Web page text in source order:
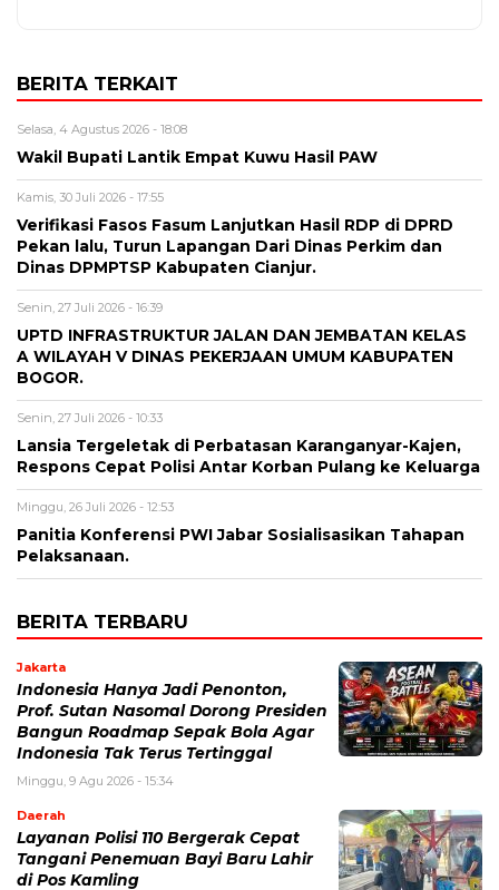
BERITA TERKAIT
Selasa, 4 Agustus 2026 - 18:08
Wakil Bupati Lantik Empat Kuwu Hasil PAW
Kamis, 30 Juli 2026 - 17:55
Verifikasi Fasos Fasum Lanjutkan Hasil RDP di DPRD
Pekan lalu, Turun Lapangan Dari Dinas Perkim dan
Dinas DPMPTSP Kabupaten Cianjur.
Senin, 27 Juli 2026 - 16:39
UPTD INFRASTRUKTUR JALAN DAN JEMBATAN KELAS
A WILAYAH V DINAS PEKERJAAN UMUM KABUPATEN
BOGOR.
Senin, 27 Juli 2026 - 10:33
Lansia Tergeletak di Perbatasan Karanganyar-Kajen,
Respons Cepat Polisi Antar Korban Pulang ke Keluarga
Minggu, 26 Juli 2026 - 12:53
Panitia Konferensi PWI Jabar Sosialisasikan Tahapan
Pelaksanaan.
BERITA TERBARU
Jakarta
Indonesia Hanya Jadi Penonton,
Prof. Sutan Nasomal Dorong Presiden
Bangun Roadmap Sepak Bola Agar
Indonesia Tak Terus Tertinggal
Minggu, 9 Agu 2026 - 15:34
Daerah
Layanan Polisi 110 Bergerak Cepat
Tangani Penemuan Bayi Baru Lahir
di Pos Kamling